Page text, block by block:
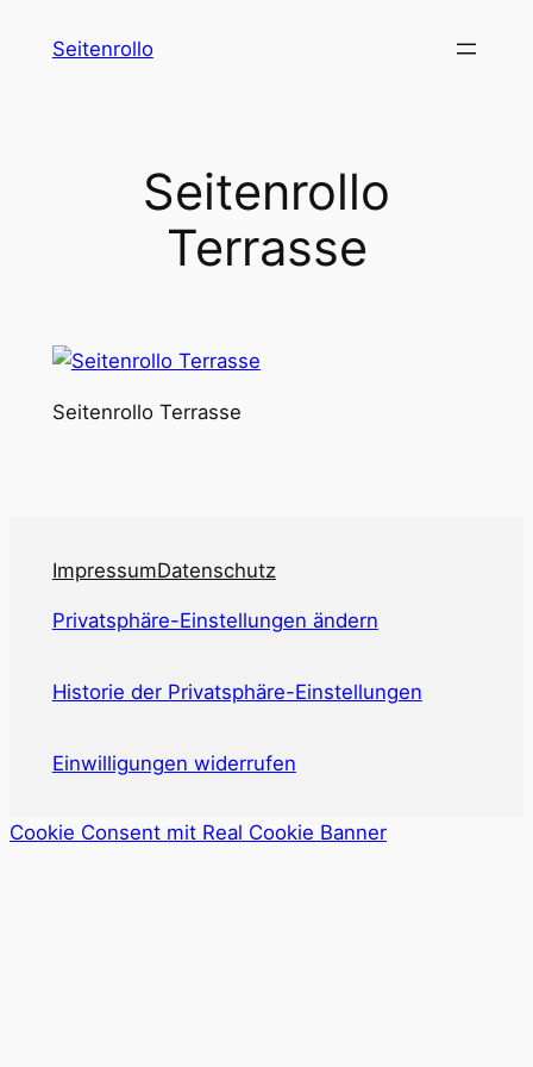
InhaltSeitenrollo
Seitenrollo
Terrasse
Seitenrollo Terrasse
ImpressumDatenschutz
Privatsphäre-Einstellungen ändern
Historie der Privatsphäre-Einstellungen
Einwilligungen widerrufen
Cookie Consent mit Real Cookie Banner